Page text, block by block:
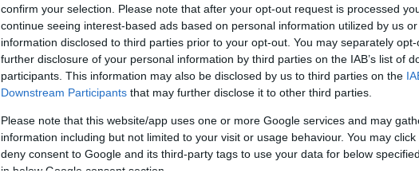
confirm your selection. Please note that after your opt-out request is processed
continue seeing interest-based ads based on personal information utilized by us
information disclosed to third parties prior to your opt-out. You may separately
further disclosure of your personal information by third parties on the IAB’s list of
participants. This information may also be disclosed by us to third parties on the
Downstream Participants that may further disclose it to other third parties.
Please note that this website/app uses one or more Google services and may
information including but not limited to your visit or usage behaviour. You may
deny consent to Google and its third-party tags to use your data for below
in below Google consent section.